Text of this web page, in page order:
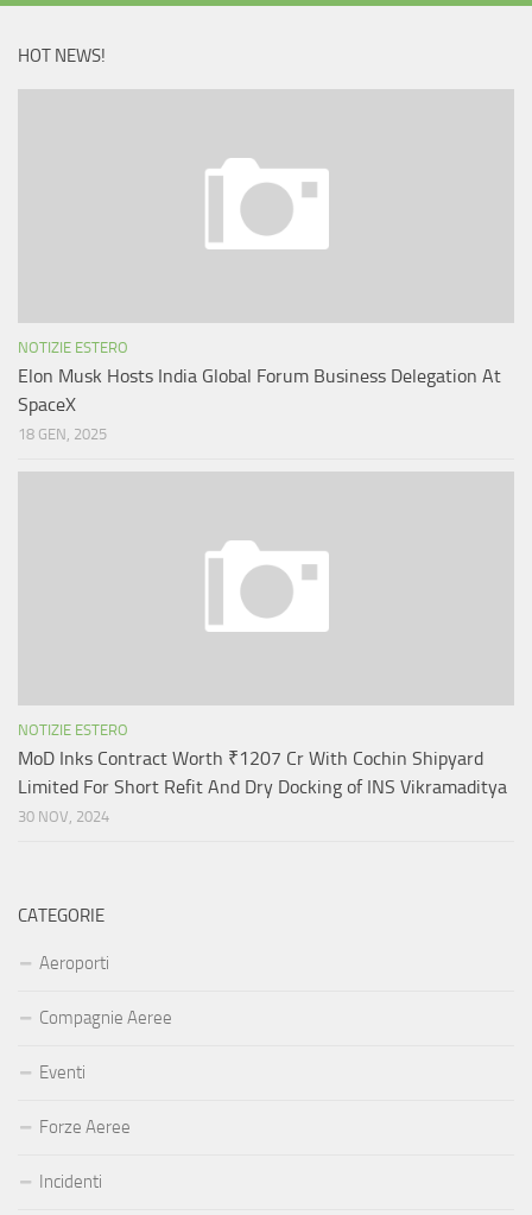
HOT NEWS!
NOTIZIE ESTERO
Elon Musk Hosts India Global Forum Business Delegation At
SpaceX
18 GEN, 2025
NOTIZIE ESTERO
MoD Inks Contract Worth ₹1207 Cr With Cochin Shipyard
Limited For Short Refit And Dry Docking of INS Vikramaditya
30 NOV, 2024
CATEGORIE
Aeroporti
Compagnie Aeree
Eventi
Forze Aeree
Incidenti